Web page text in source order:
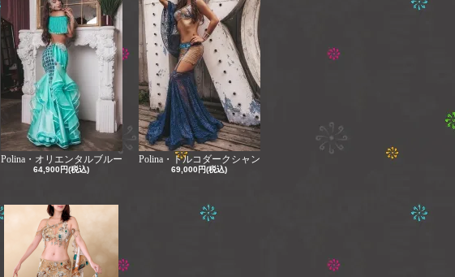
Polina・オリエンタルブルー
64,900円(税込)
Polina・トルコダークシャン
69,000円(税込)